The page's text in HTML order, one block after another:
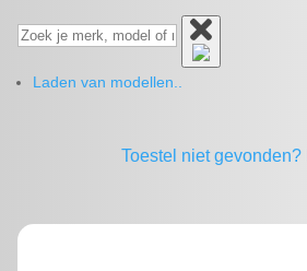
Laden van modellen..
Toestel niet gevonden?